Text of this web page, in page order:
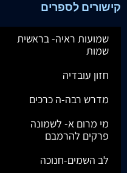
קישורים לספרים
שמועות ראיה- בראשית
שמות
חזון עובדיה
מדרש רבה-ה כרכים
מי מרום א- לשמונה
פרקים להרמבם
לב השמים-חנוכה